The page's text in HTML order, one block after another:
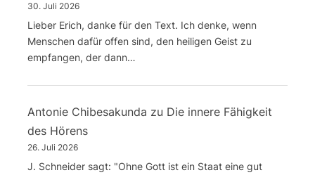
30. Juli 2026
Lieber Erich, danke für den Text. Ich denke, wenn
Menschen dafür offen sind, den heiligen Geist zu
empfangen, der dann…
Antonie Chibesakunda zu Die innere Fähigkeit
des Hörens
26. Juli 2026
J. Schneider sagt: "Ohne Gott ist ein Staat eine gut